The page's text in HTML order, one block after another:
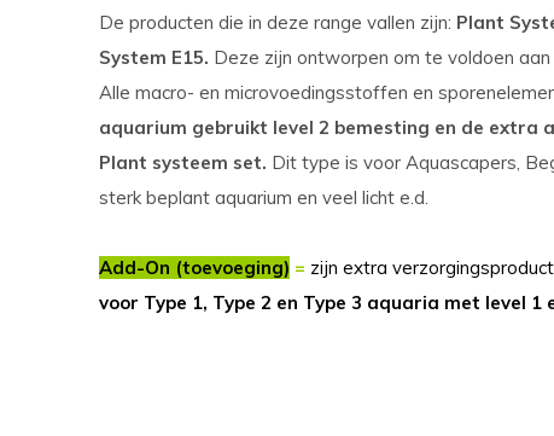
De producten die in deze range vallen zijn: Plant
System E15. Deze zijn ontworpen om te voldoen
Alle macro- en microvoedingsstoffen en
aquarium gebruikt level 2 bemesting en de extra
Plant systeem set. Dit type is voor Aquascapers,
sterk beplant aquarium en veel licht e.d.
Add-On (toevoeging) = zijn extra
voor Type 1, Type 2 en Type 3 aquaria met level 1